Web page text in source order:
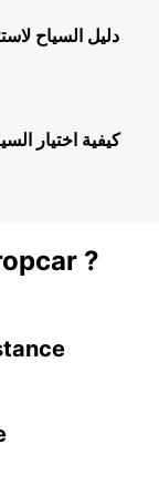
دليل السياح
كيفية اختيار
?